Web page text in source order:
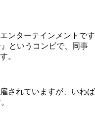
ンターテインメントです
というコンビで、同事
。
されていますが、いわば